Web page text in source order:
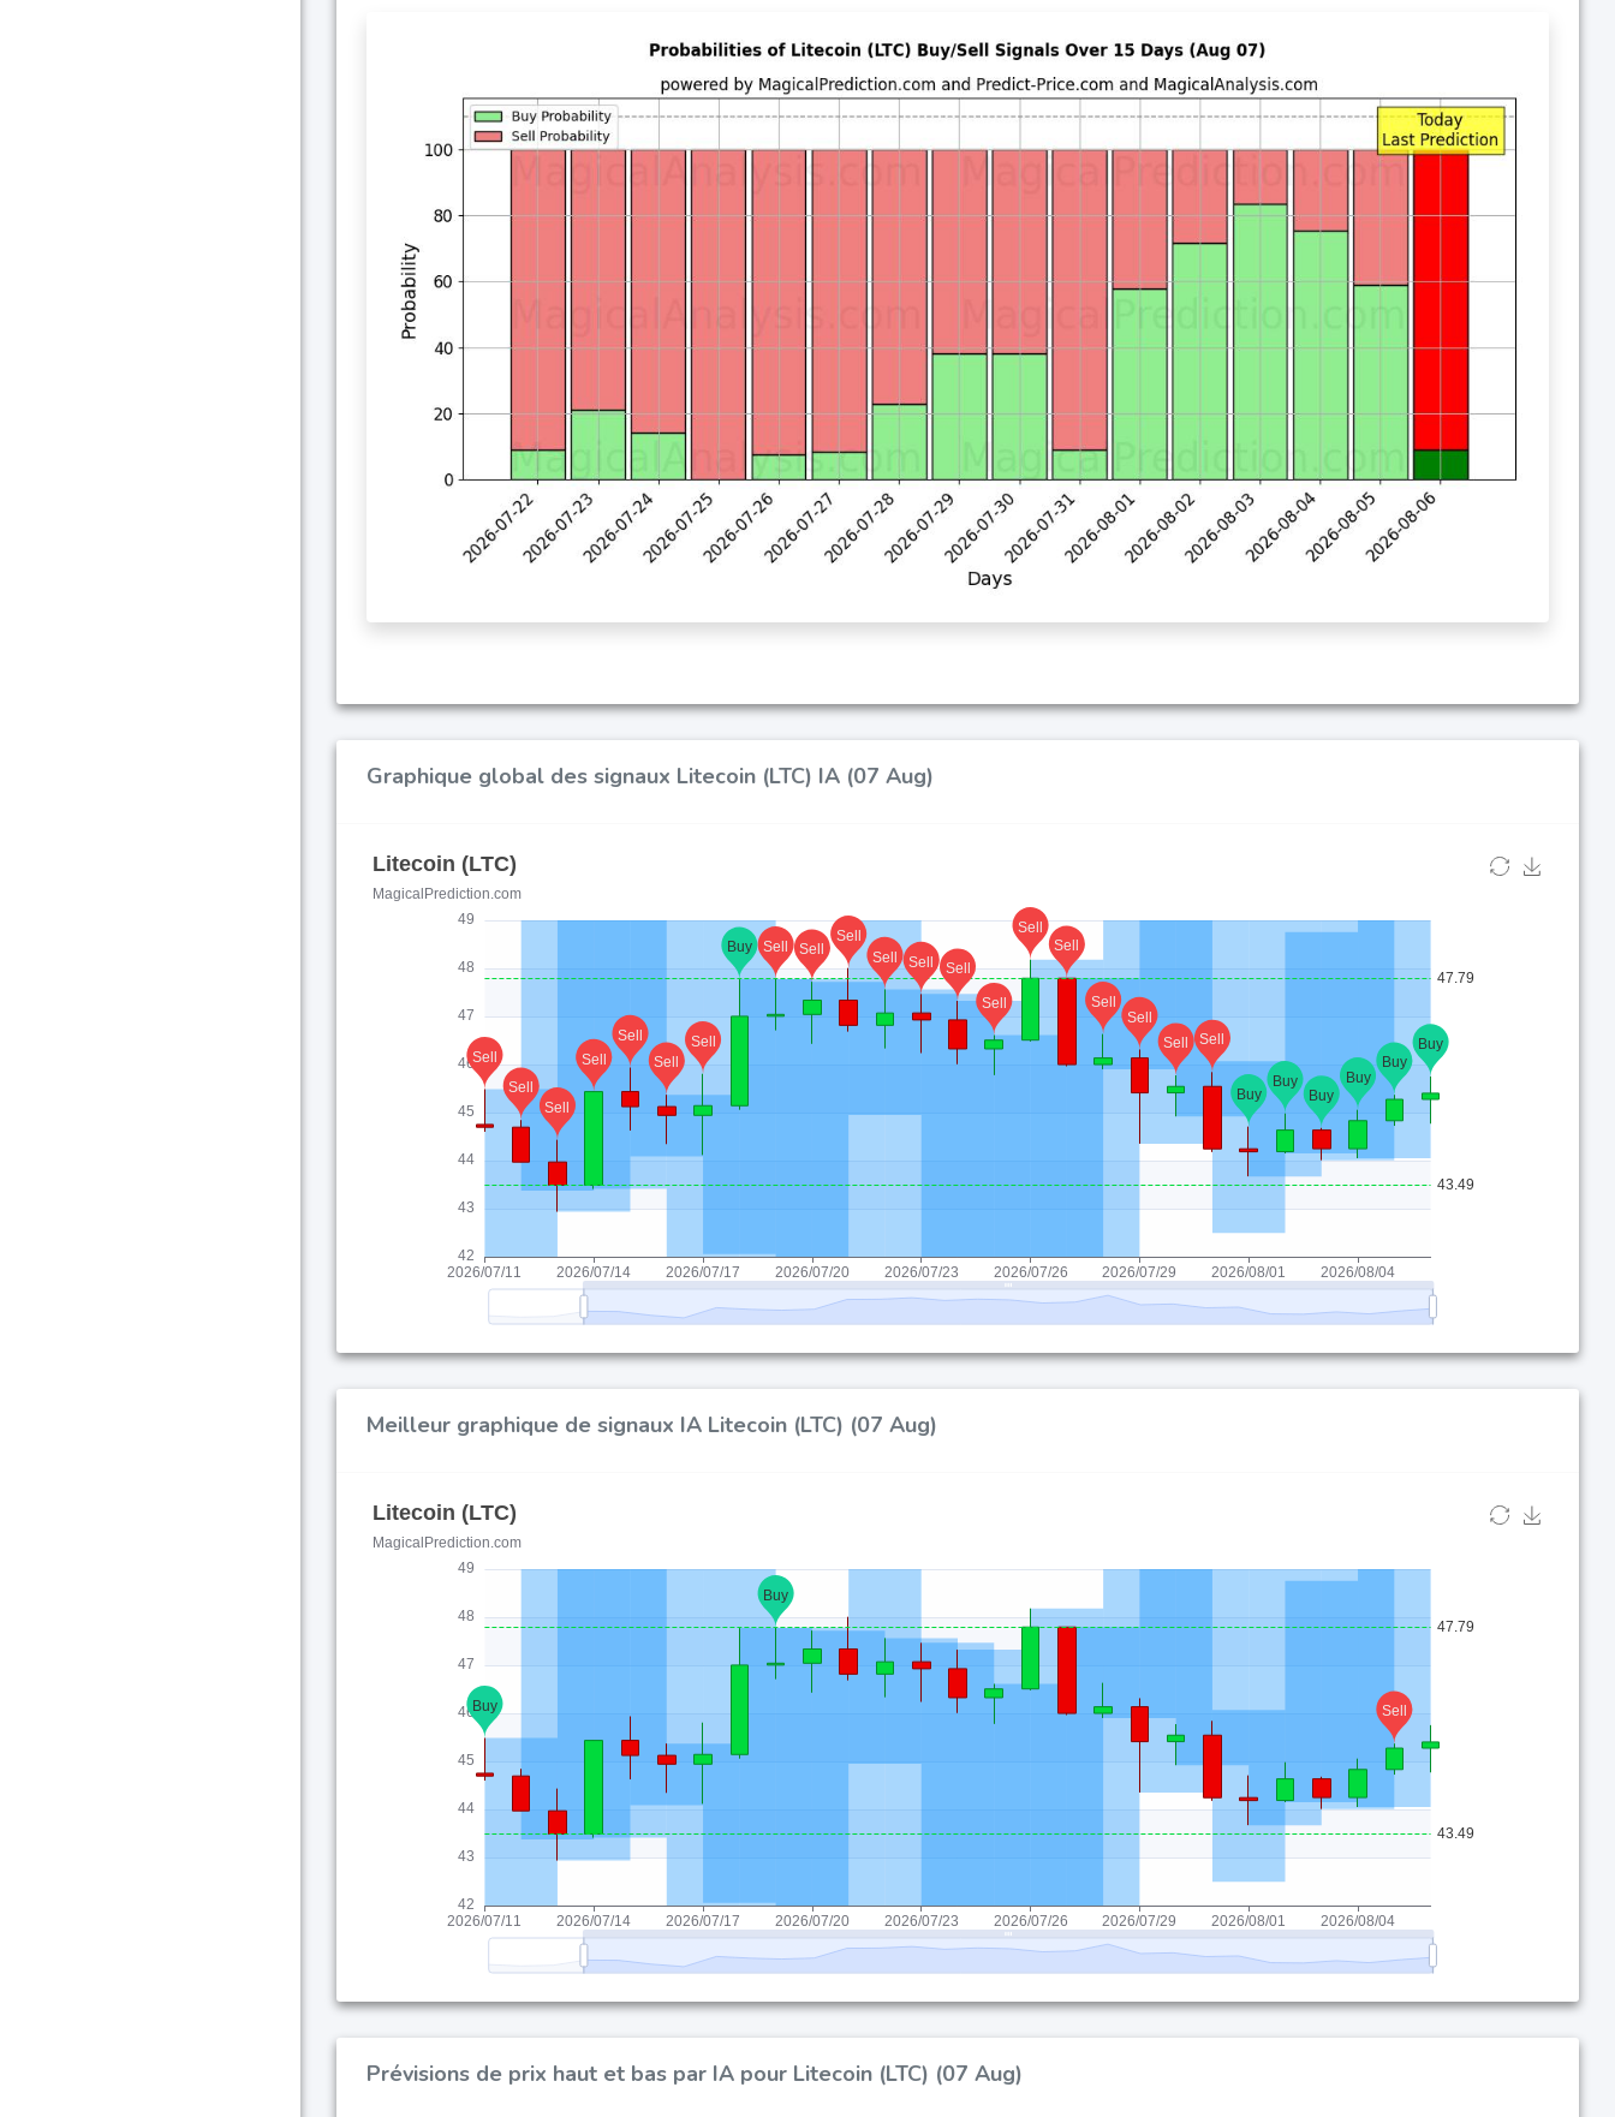
Graphique global des signaux Litecoin (LTC) IA (07 Aug)
Meilleur graphique de signaux IA Litecoin (LTC) (07 Aug)
Prévisions de prix haut et bas par IA pour Litecoin (LTC) (07 Aug)